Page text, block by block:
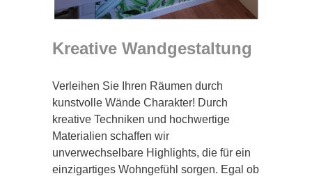
Kreative Wandgestaltung
Verleihen Sie Ihren Räumen durch
kunstvolle Wände Charakter! Durch
kreative Techniken und hochwertige
Materialien schaffen wir
unverwechselbare Highlights, die für ein
einzigartiges Wohngefühl sorgen. Egal ob